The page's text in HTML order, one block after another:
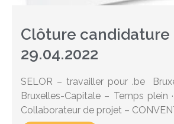
Clôture candidature
29.04.2022
SELOR – travailler pour .be
Bruxelles-Capitale – Temps plein
Collaborateur de projet –